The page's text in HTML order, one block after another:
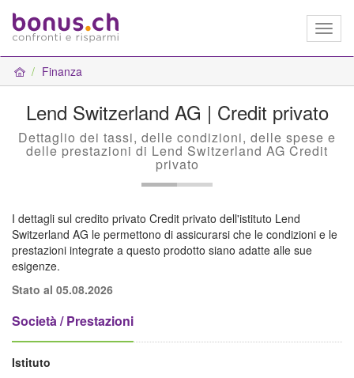
Finanza
Lend Switzerland AG | Credit privato
Dettaglio dei tassi, delle condizioni, delle spese e
delle prestazioni di Lend Switzerland AG Credit
privato
I dettagli sul credito privato Credit privato dell'istituto Lend
Switzerland AG le permettono di assicurarsi che le condizioni e le
prestazioni integrate a questo prodotto siano adatte alle sue
esigenze.
Stato al 05.08.2026
Società / Prestazioni
Istituto